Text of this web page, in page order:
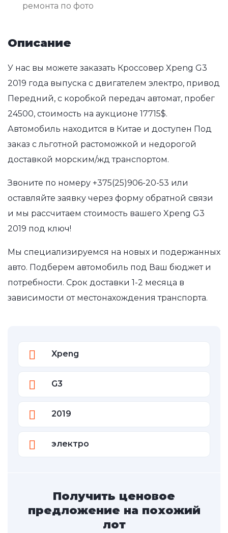
ремонта по фото
Описание
У нас вы можете заказать Кроссовер Xpeng G3
2019 года выпуска с двигателем электро, привод
Передний, с коробкой передач автомат, пробег
24500, стоимость на аукционе 17715$.
Автомобиль находится в Китае и доступен Под
заказ с льготной растоможкой и недорогой
доставкой морским/жд транспортом.
Звоните по номеру +375(25)906-20-53 или
оставляйте заявку через форму обратной связи
и мы рассчитаем стоимость вашего Xpeng G3
2019 под ключ!
Мы специализируемся на новых и подержанных
авто. Подберем автомобиль под Ваш бюджет и
потребности. Срок доставки 1-2 месяца в
зависимости от местонахождения транспорта.
Xpeng
G3
2019
электро
Получить ценовое
предложение на похожий
лот